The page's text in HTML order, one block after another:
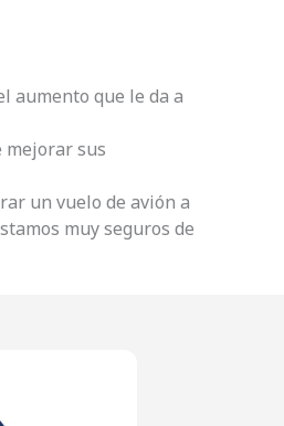
aumento que le da a
mejorar sus
un vuelo de avión a
muy seguros de